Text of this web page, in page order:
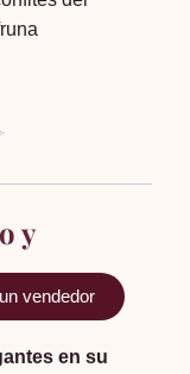
y
vendedor
en su